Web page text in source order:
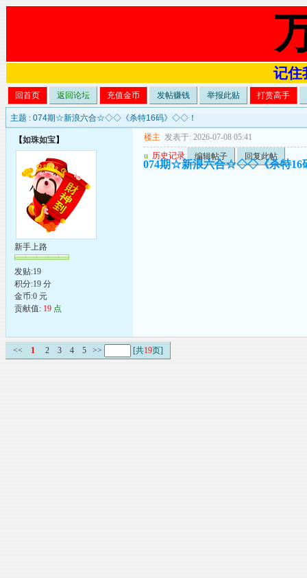
记住
回首页 返回论坛 充值金币 发帖赚钱 举报此贴 打赏高手
主题 : 074期☆新浪六合☆◇◇《杀特16码》◇◇！
【如珠如宝】
新手上路
发贴:19
积分:19 分
金币:0 元
贡献值: 19 点
楼主 发表于: 2026-07-08 05:41
u 历史记录 编辑帖子 回复此帖
074期☆新浪六合☆◇◇《杀特
<< 1 2 3 4 5 >> [共19页]